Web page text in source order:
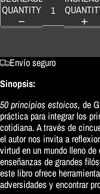
QUANTITY
Envío seguro
Sinopsis:
50 principios estoicos, de
práctica para integrar los
cotidiana. A través de
el autor nos invita a
virtud en un mundo lleno
enseñanzas de grandes
este libro ofrece
adversidades y encontrar